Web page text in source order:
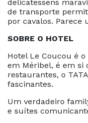
delicatessens
de transporte
por cavalos. Parece
SOBRE O HOTEL
Hotel Le Coucou é
em Méribel, é em si
restaurantes, o
fascinantes.
Um verdadeiro
e suítes